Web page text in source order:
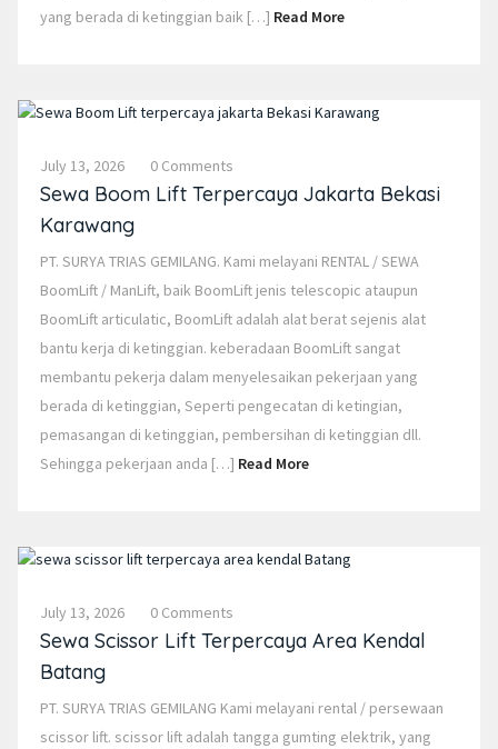
yang berada di ketinggian baik […] Read More
July 13, 2026 0 Comments
Sewa Boom Lift Terpercaya Jakarta Bekasi
Karawang
PT. SURYA TRIAS GEMILANG. Kami melayani RENTAL / SEWA
BoomLift / ManLift, baik BoomLift jenis telescopic ataupun
BoomLift articulatic, BoomLift adalah alat berat sejenis alat
bantu kerja di ketinggian. keberadaan BoomLift sangat
membantu pekerja dalam menyelesaikan pekerjaan yang
berada di ketinggian, Seperti pengecatan di ketingian,
pemasangan di ketinggian, pembersihan di ketinggian dll.
Sehingga pekerjaan anda […] Read More
July 13, 2026 0 Comments
Sewa Scissor Lift Terpercaya Area Kendal
Batang
PT. SURYA TRIAS GEMILANG Kami melayani rental / persewaan
scissor lift. scissor lift adalah tangga gumting elektrik, yang